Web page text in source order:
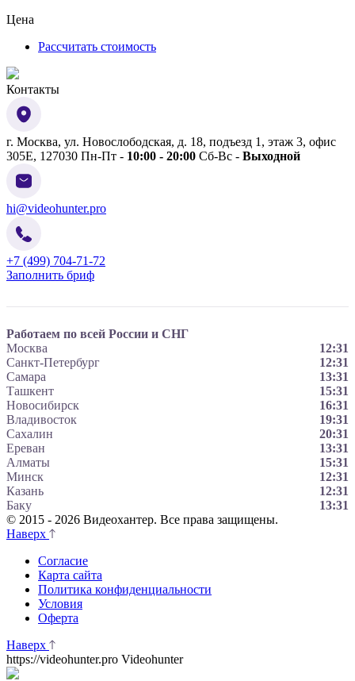
Цена
Рассчитать стоимость
Контакты
г. Москва, ул. Новослободская, д. 18, подъезд 1, этаж 3, офис
305Е, 127030 Пн-Пт - 10:00 - 20:00 Сб-Вс - Выходной
hi@videohunter.pro
+7 (499) 704-71-72
Заполнить бриф
Работаем по всей России и СНГ
Москва
12:31
Санкт-Петербург
12:31
Самара
13:31
Ташкент
15:31
Новосибирск
16:31
Владивосток
19:31
Сахалин
20:31
Ереван
13:31
Алматы
15:31
Минск
12:31
Казань
12:31
Баку
13:31
© 2015 - 2026 Видеохантер. Все права защищены.
Наверх
Согласие
Карта сайта
Политика конфиденциальности
Условия
Оферта
Наверх
https://videohunter.pro Videohunter